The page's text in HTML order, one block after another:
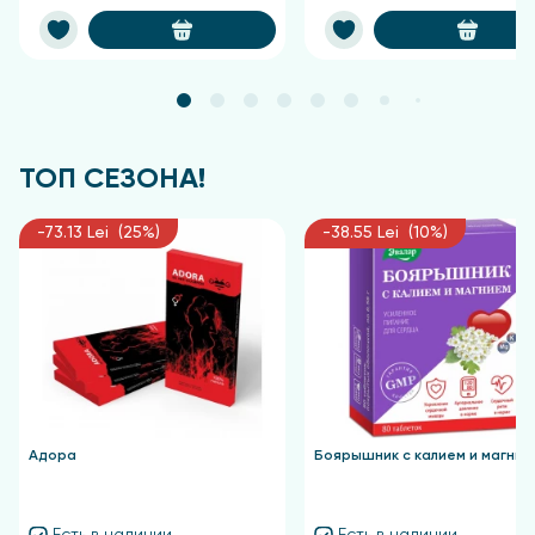
мышечной ткани после стресса, вызванного
интенсивными тренировками, и имеет потенциал
средство для продления молодости.
недостаточно для заметного лечебного
воздействия, поэтому рекомендуется её
постоянное включение в диету через пищевые
Однако в традиционной таблетированной или
капсулированной форме альфа-липоевая кислота
недостаточно стабильна и плохо усваивается.
Новые разработки позволили создать мицеллярную
форму, благодаря которой увеличивается
липоевой кислоты.
ТОП СЕЗОНА!
-73.13 Lei (25%)
Адора
-38.55 Lei (10%)
Боярышник с калием и